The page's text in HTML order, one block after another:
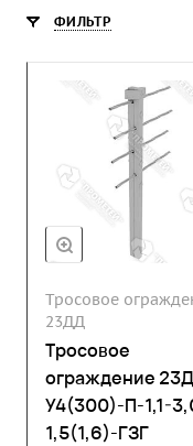
ФИЛЬТР
Тросовое
23ДД
Тросовое
ограждение
У4(300)-П-1,1-
1,5(1,6)-ГЗГ